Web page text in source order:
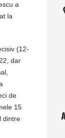
a
la
(12-
dar
de
15
dintre